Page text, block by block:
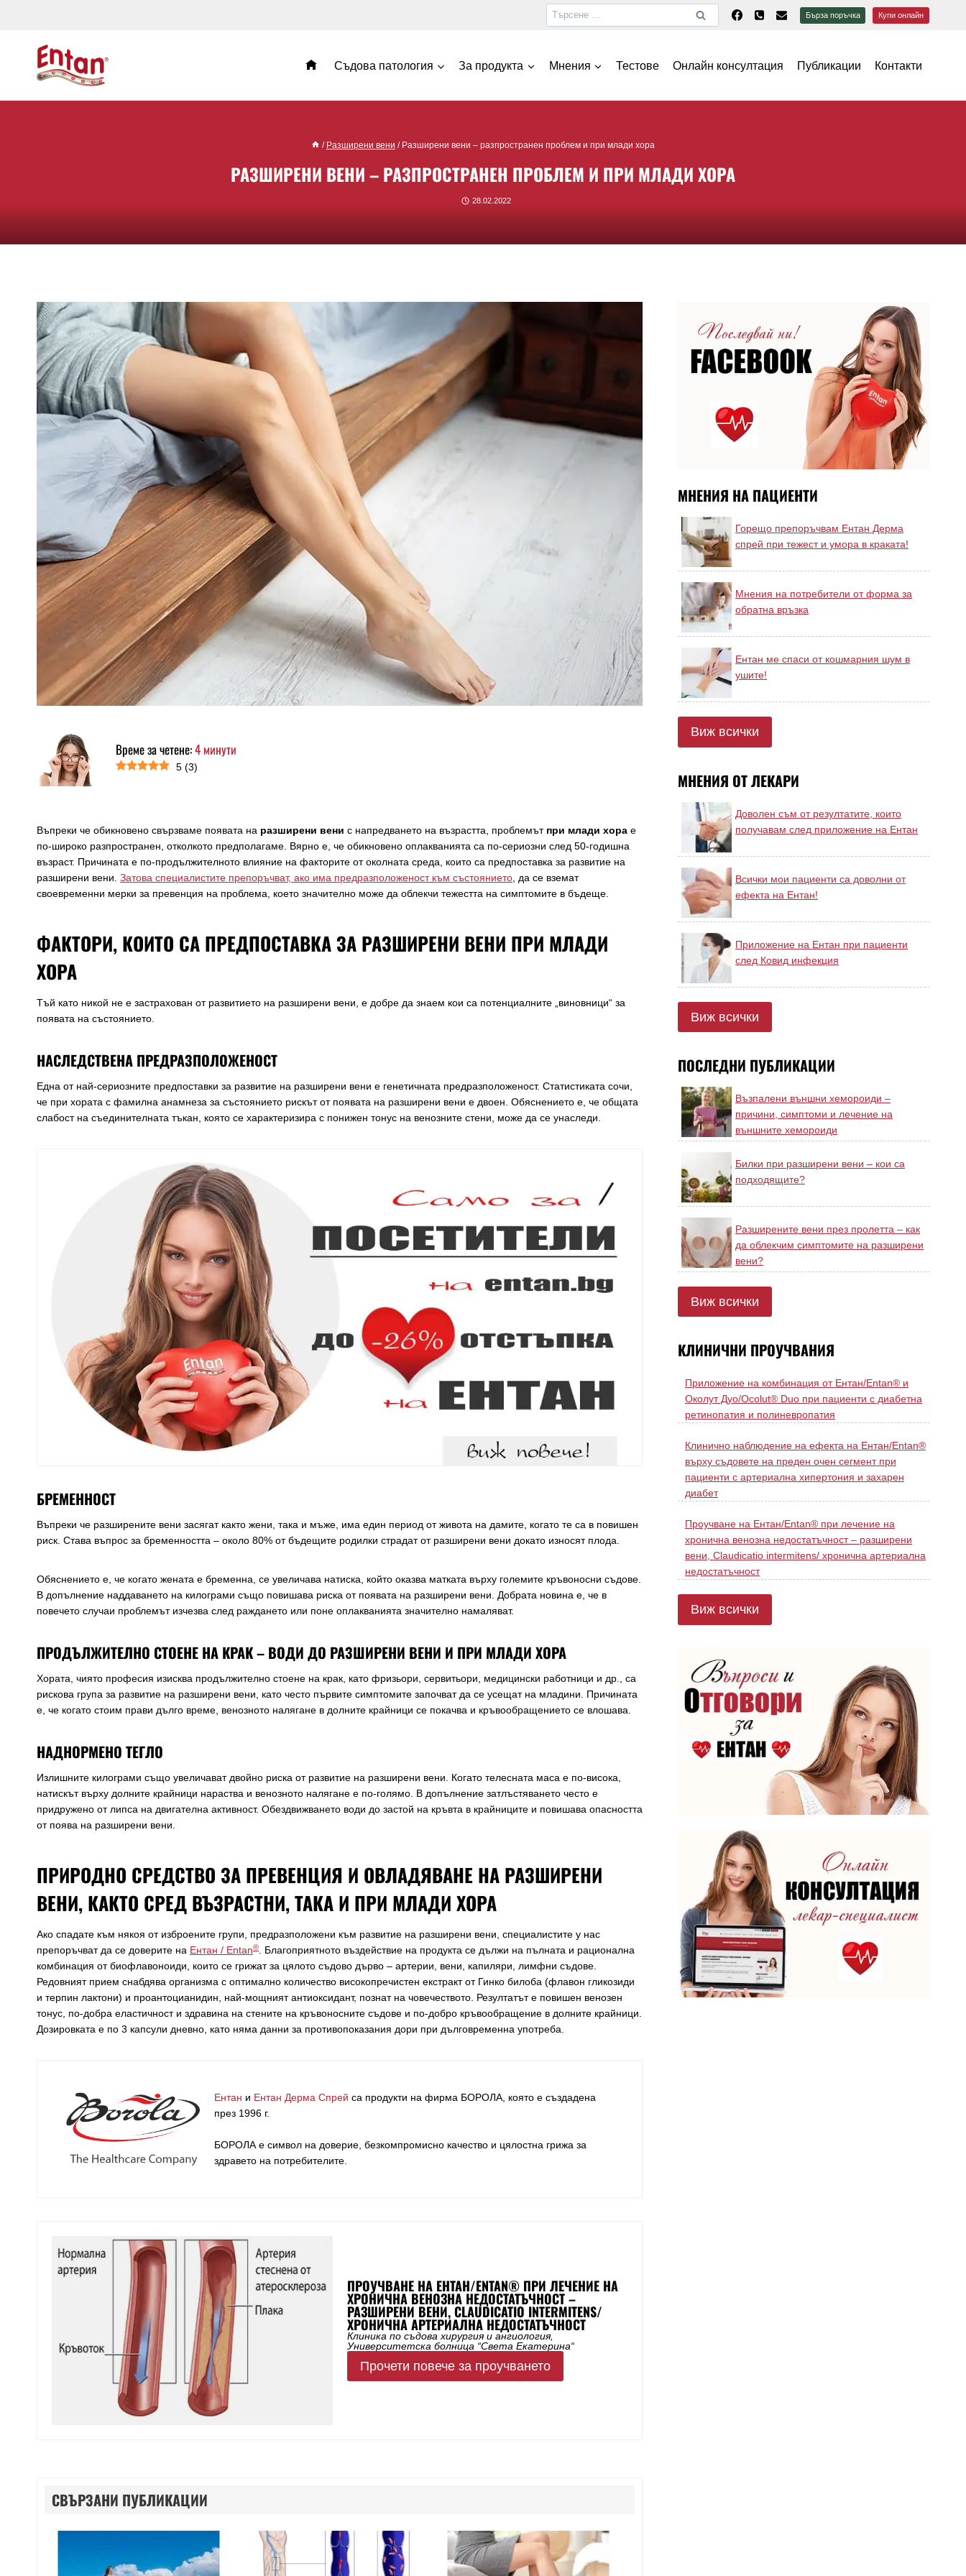
Бърза поръчка Купи онлайн
Съдова патология За продукта Мнения Тестове Онлайн консултация Публикации Контакти
/ Разширени вени / Разширени вени – разпространен проблем и при млади хора
РАЗШИРЕНИ ВЕНИ – РАЗПРОСТРАНЕН ПРОБЛЕМ И ПРИ МЛАДИ ХОРА
28.02.2022
Време за четене:4минути
5 (3)
Въпреки че обикновено свързваме появата на разширени вени с напредването на възрастта, проблемът при млади хора е
по-широко разпространен, отколкото предполагаме. Вярно е, че обикновено оплакванията са по-сериозни след 50-годишна
възраст. Причината е по-продължителното влияние на факторите от околната среда, които са предпоставка за развитие на
разширени вени. Затова специалистите препоръчват, ако има предразположеност към състоянието , да се вземат
своевременни мерки за превенция на проблема, което значително може да облекчи тежестта на симптомите в бъдеще.
ФАКТОРИ, КОИТО СА ПРЕДПОСТАВКА ЗА РАЗШИРЕНИ ВЕНИ ПРИ МЛАДИ
ХОРА
Тъй като никой не е застрахован от развитието на разширени вени, е добре да знаем кои са потенциалните „виновници“ за
появата на състоянието.
НАСЛЕДСТВЕНА ПРЕДРАЗПОЛОЖЕНОСТ
Една от най-сериозните предпоставки за развитие на разширени вени е генетичната предразположеност. Статистиката сочи,
че при хората с фамилна анамнеза за състоянието рискът от появата на разширени вени е двоен. Обяснението е, че общата
слабост на съединителната тъкан, която се характеризира с понижен тонус на венозните стени, може да се унаследи.
БРЕМЕННОСТ
Въпреки че разширените вени засягат както жени, така и мъже, има един период от живота на дамите, когато те са в повишен
риск. Става въпрос за бременността – около 80% от бъдещите родилки страдат от разширени вени докато износят плода.
Обяснението е, че когато жената е бременна, се увеличава натиска, който оказва матката върху големите кръвоносни съдове.
В допълнение наддаването на килограми също повишава риска от появата на разширени вени. Добрата новина е, че в
повечето случаи проблемът изчезва след раждането или поне оплакванията значително намаляват.
ПРОДЪЛЖИТЕЛНО СТОЕНЕ НА КРАК – ВОДИ ДО РАЗШИРЕНИ ВЕНИ И ПРИ МЛАДИ ХОРА
Хората, чиято професия изисква продължително стоене на крак, като фризьори, сервитьори, медицински работници и др., са
рискова група за развитие на разширени вени, като често първите симптомите започват да се усещат на младини. Причината
е, че когато стоим прави дълго време, венозното налягане в долните крайници се покачва и кръвообращението се влошава.
НАДНОРМЕНО ТЕГЛО
Излишните килограми също увеличават двойно риска от развитие на разширени вени. Когато телесната маса е по-висока,
натискът върху долните крайници нараства и венозното налягане е по-голямо. В допълнение затлъстяването често е
придружено от липса на двигателна активност. Обездвижването води до застой на кръвта в крайниците и повишава опасността
от поява на разширени вени.
ПРИРОДНО СРЕДСТВО ЗА ПРЕВЕНЦИЯ И ОВЛАДЯВАНЕ НА РАЗШИРЕНИ
ВЕНИ, КАКТО СРЕД ВЪЗРАСТНИ, ТАКА И ПРИ МЛАДИ ХОРА
Ако спадате към някоя от изброените групи, предразположени към развитие на разширени вени, специалистите у нас
препоръчват да се доверите на Ентан / Entan®
. Благоприятното въздействие на продукта се дължи на пълната и рационална
комбинация от биофлавоноиди, които се грижат за цялото съдово дърво – артерии, вени, капиляри, лимфни съдове.
Редовният прием снабдява организма с оптимално количество високопречистен екстракт от Гинко билоба (флавон гликозиди
и терпин лактони) и проантоцианидин, най-мощният антиоксидант, познат на човечеството. Резултатът е повишен венозен
тонус, по-добра еластичност и здравина на стените на кръвоносните съдове и по-добро кръвообращение в долните крайници.
Дозировката е по 3 капсули дневно, като няма данни за противопоказания дори при дълговременна употреба.
Ентан и Ентан Дерма Спрей са продукти на фирма БОРОЛА , която е създадена
през 1996 г.
БОРОЛА е символ на доверие, безкомпромисно качество и цялостна грижа за
здравето на потребителите
ПРОУЧВАНЕ НА ЕНТАН/ENTAN® ПРИ ЛЕЧЕНИЕ НА
ХРОНИЧНА ВЕНОЗНА НЕДОСТАТЪЧНОСТ –
РАЗШИРЕНИ ВЕНИ, CLAUDICATIO INTERMITENS/
ХРОНИЧНА АРТЕРИАЛНА НЕДОСТАТЪЧНОСТ
Клиника по съдова хирургия и ангиология,
Университетска болница “Света Екатерина“
Прочети повече за проучването
СВЪРЗАНИ ПУБЛИКАЦИИ
МНЕНИЯ НА ПАЦИЕНТИ
Горещо препоръчвам Ентан Дерма
спрей при тежест и умора в краката!
Мнения на потребители от форма за
обратна връзка
Ентан ме спаси от кошмарния шум в
ушите!
Виж всички
МНЕНИЯ ОТ ЛЕКАРИ
Доволен съм от резултатите, които
получавам след приложение на Ентан
Всички мои пациенти са доволни от
ефекта на Ентан!
Приложение на Ентан при пациенти
след Ковид инфекция
Виж всички
ПОСЛЕДНИ ПУБЛИКАЦИИ
Възпалени външни хемороиди –
причини, симптоми и лечение на
външните хемороиди
Билки при разширени вени – кои са
подходящите?
Разширените вени през пролетта – как
да облекчим симптомите на разширени
вени?
Виж всички
КЛИНИЧНИ ПРОУЧВАНИЯ
Приложение на комбинация от Ентан/Entan® и
Околут Дуо/Ocolut® Duo при пациенти с диабетна
ретинопатия и полиневропатия
Клинично наблюдение на ефекта на Ентан/Entan®
върху съдовете на преден очен сегмент при
пациенти с артериална хипертония и захарен
диабет
Проучване на Ентан/Entan® при лечение на
хронична венозна недостатъчност – разширени
вени, Claudicatio intermitens/ хронична артериална
недостатъчност
Виж всички